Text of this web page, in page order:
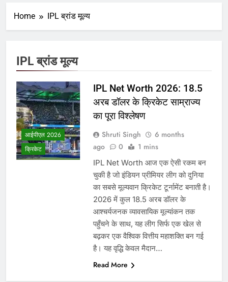
Home IPL ब्रांड मूल्य
IPL ब्रांड मूल्य
आईपीएल 2026
क्रिकेट
IPL Net Worth 2026: 18.5
अरब डॉलर के क्रिकेट साम्राज्य
का पूरा विश्लेषण
Shruti Singh
6 months
ago
0 1 mins
IPL Net Worth आज एक ऐसी रकम बन
चुकी है जो इंडियन प्रीमियर लीग को दुनिया
का सबसे मूल्यवान क्रिकेट टूर्नामेंट बनाती है।
2026 में कुल 18.5 अरब डॉलर के
आश्चर्यजनक व्यावसायिक मूल्यांकन तक
पहुँचने के साथ, यह लीग सिर्फ एक खेल से
बढ़कर एक वैश्विक वित्तीय महाशक्ति बन गई
है। यह वृद्धि केवल मैदान…
Read More